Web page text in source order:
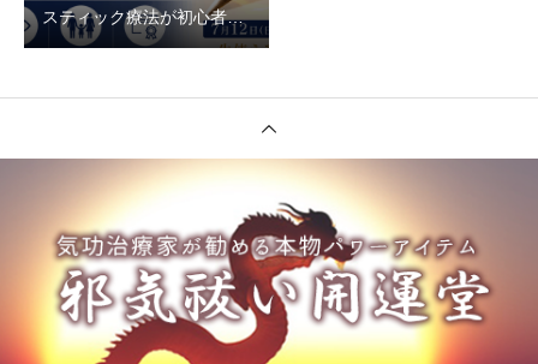
スティック療法が初心者で
もできる理由